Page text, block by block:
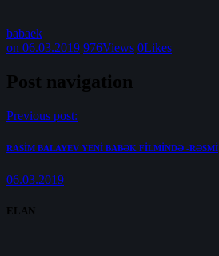
babaek
on 06.03.2019 976Views 0Likes
Post navigation
Previous post:
RASİM BALAYEV YENİ BABƏK FİLMİNDƏ -RƏSMİ
06.03.2019
ELAN